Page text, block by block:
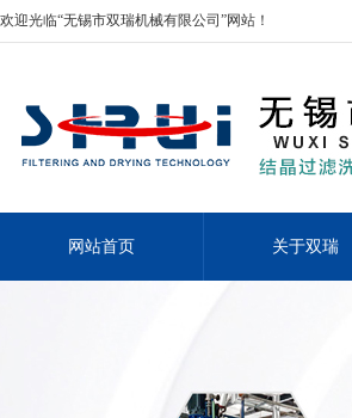
欢迎光临“无锡市双瑞机械有限公司”网站！
网站首页 关于双瑞